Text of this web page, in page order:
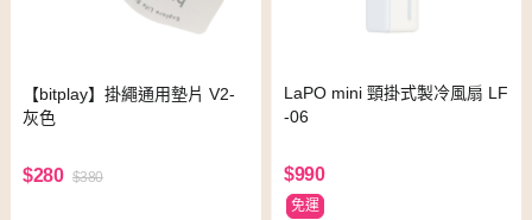
【bitplay】掛繩通用墊片 V2-
灰色
$280 $380
LaPO mini 頸掛式製冷風扇 LF
-06
$990
免運